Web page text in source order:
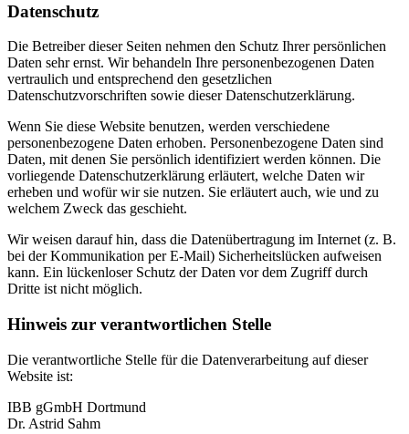
Datenschutz
Die Betreiber dieser Seiten nehmen den Schutz Ihrer persönlichen
Daten sehr ernst. Wir behandeln Ihre personenbezogenen Daten
vertraulich und entsprechend den gesetzlichen
Datenschutzvorschriften sowie dieser Datenschutzerklärung.
Wenn Sie diese Website benutzen, werden verschiedene
personenbezogene Daten erhoben. Personenbezogene Daten sind
Daten, mit denen Sie persönlich identifiziert werden können. Die
vorliegende Datenschutzerklärung erläutert, welche Daten wir
erheben und wofür wir sie nutzen. Sie erläutert auch, wie und zu
welchem Zweck das geschieht.
Wir weisen darauf hin, dass die Datenübertragung im Internet (z. B.
bei der Kommunikation per E-Mail) Sicherheitslücken aufweisen
kann. Ein lückenloser Schutz der Daten vor dem Zugriff durch
Dritte ist nicht möglich.
Hinweis zur verantwortlichen Stelle
Die verantwortliche Stelle für die Datenverarbeitung auf dieser
Website ist:
IBB gGmbH Dortmund
Dr. Astrid Sahm